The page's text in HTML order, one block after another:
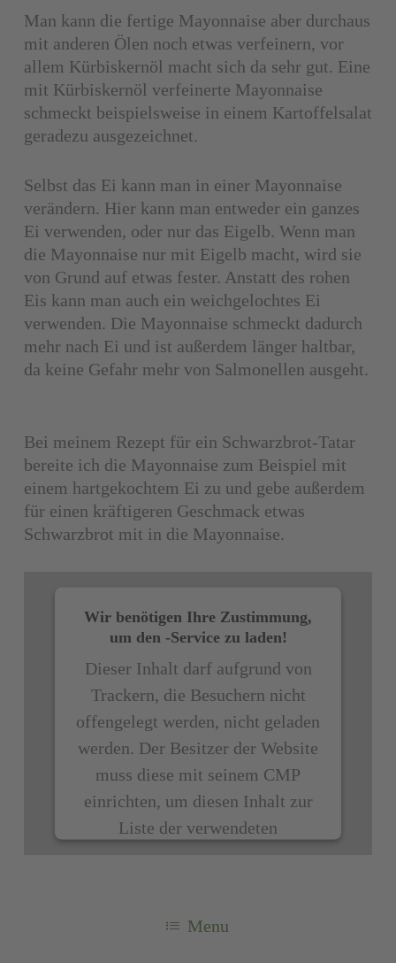
Man kann die fertige Mayonnaise aber durchaus
mit anderen Ölen noch etwas verfeinern, vor
allem Kürbiskernöl macht sich da sehr gut. Eine
mit Kürbiskernöl verfeinerte Mayonnaise
schmeckt beispielsweise in einem Kartoffelsalat
geradezu ausgezeichnet.
Selbst das Ei kann man in einer Mayonnaise
verändern. Hier kann man entweder ein ganzes
Ei verwenden, oder nur das Eigelb. Wenn man
die Mayonnaise nur mit Eigelb macht, wird sie
von Grund auf etwas fester. Anstatt des rohen
Eis kann man auch ein weichgelochtes Ei
verwenden. Die Mayonnaise schmeckt dadurch
mehr nach Ei und ist außerdem länger haltbar,
da keine Gefahr mehr von Salmonellen ausgeht.
Bei meinem Rezept für ein Schwarzbrot-Tatar
bereite ich die Mayonnaise zum Beispiel mit
einem hartgekochtem Ei zu und gebe außerdem
für einen kräftigeren Geschmack etwas
Schwarzbrot mit in die Mayonnaise.
Wir benötigen Ihre Zustimmung,
um den -Service zu laden!
Dieser Inhalt darf aufgrund von
Trackern, die Besuchern nicht
offengelegt werden, nicht geladen
werden. Der Besitzer der Website
muss diese mit seinem CMP
einrichten, um diesen Inhalt zur
Liste der verwendeten
Management Platform
Menu